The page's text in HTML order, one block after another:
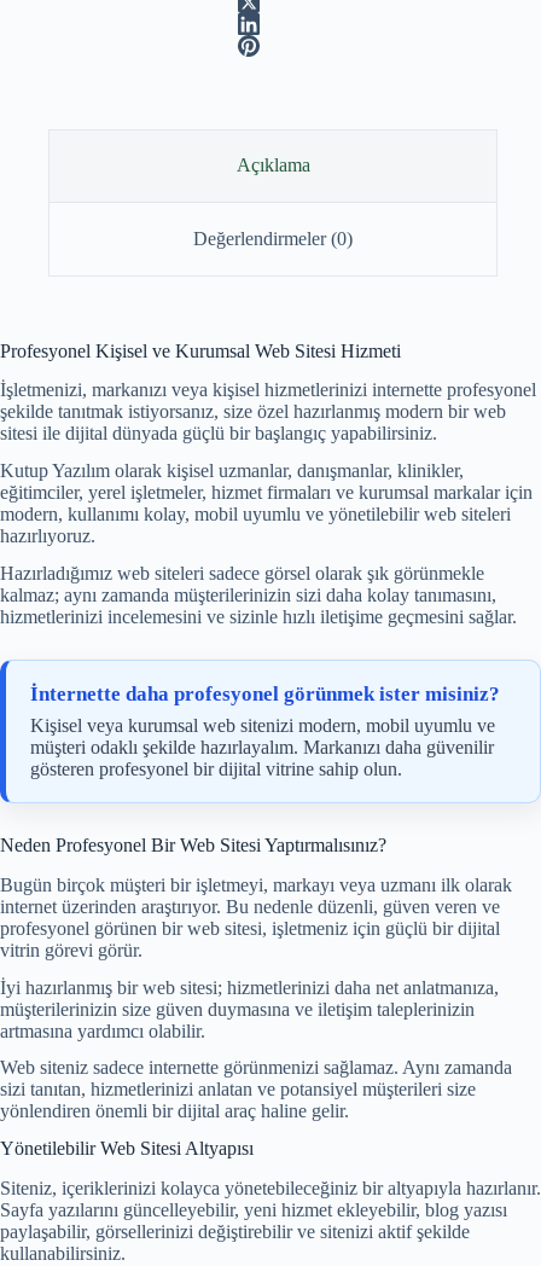
Açıklama
Değerlendirmeler (0)
Profesyonel Kişisel ve Kurumsal Web Sitesi Hizmeti
İşletmenizi, markanızı veya kişisel hizmetlerinizi internette profesyonel
şekilde tanıtmak istiyorsanız, size özel hazırlanmış modern bir web
sitesi ile dijital dünyada güçlü bir başlangıç yapabilirsiniz.
Kutup Yazılım olarak kişisel uzmanlar, danışmanlar, klinikler,
eğitimciler, yerel işletmeler, hizmet firmaları ve kurumsal markalar için
modern, kullanımı kolay, mobil uyumlu ve yönetilebilir web siteleri
hazırlıyoruz.
Hazırladığımız web siteleri sadece görsel olarak şık görünmekle
kalmaz; aynı zamanda müşterilerinizin sizi daha kolay tanımasını,
hizmetlerinizi incelemesini ve sizinle hızlı iletişime geçmesini sağlar.
İnternette daha profesyonel görünmek ister misiniz?
Kişisel veya kurumsal web sitenizi modern, mobil uyumlu ve
müşteri odaklı şekilde hazırlayalım. Markanızı daha güvenilir
gösteren profesyonel bir dijital vitrine sahip olun.
Neden Profesyonel Bir Web Sitesi Yaptırmalısınız?
Bugün birçok müşteri bir işletmeyi, markayı veya uzmanı ilk olarak
internet üzerinden araştırıyor. Bu nedenle düzenli, güven veren ve
profesyonel görünen bir web sitesi, işletmeniz için güçlü bir dijital
vitrin görevi görür.
İyi hazırlanmış bir web sitesi; hizmetlerinizi daha net anlatmanıza,
müşterilerinizin size güven duymasına ve iletişim taleplerinizin
artmasına yardımcı olabilir.
Web siteniz sadece internette görünmenizi sağlamaz. Aynı zamanda
sizi tanıtan, hizmetlerinizi anlatan ve potansiyel müşterileri size
yönlendiren önemli bir dijital araç haline gelir.
Yönetilebilir Web Sitesi Altyapısı
Siteniz, içeriklerinizi kolayca yönetebileceğiniz bir altyapıyla hazırlanır.
Sayfa yazılarını güncelleyebilir, yeni hizmet ekleyebilir, blog yazısı
paylaşabilir, görsellerinizi değiştirebilir ve sitenizi aktif şekilde
kullanabilirsiniz.